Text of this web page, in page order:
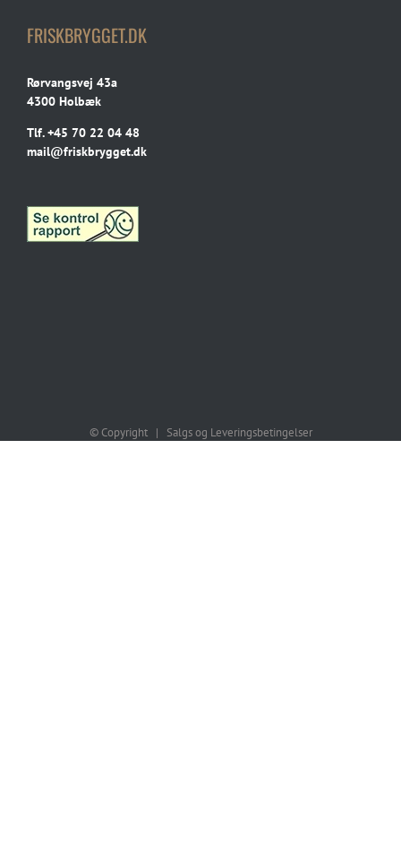
FRISKBRYGGET.DK
Rørvangsvej 43a
4300 Holbæk
Tlf.+45 70 22 04 48
mail@friskbrygget.dk
© Copyright | Salgs og Leveringsbetingelser